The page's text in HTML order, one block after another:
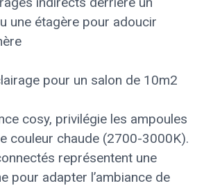
une étagère pour adoucir
cosy, privilégie les ampoules
couleur chaude (2700-3000K).
représentent une
pour adapter l’ambiance de